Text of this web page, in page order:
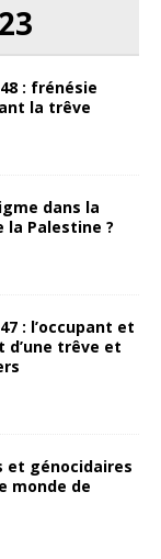
: frénésie
la trêve
dans la
Palestine ?
: l’occupant et
d’une trêve et
et génocidaires
monde de